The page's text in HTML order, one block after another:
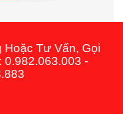
Hoặc Tư Vấn, Gọi
0.982.063.003 -